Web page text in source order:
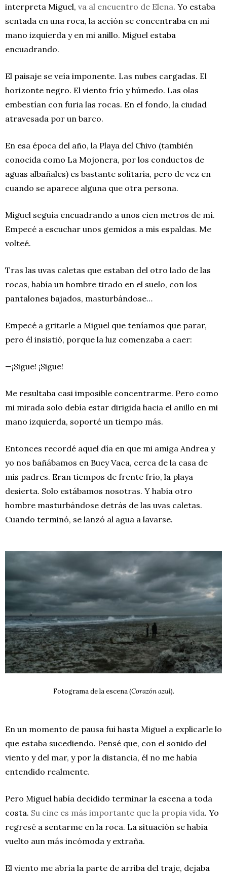
interpreta Miguel, va al encuentro de Elena. Yo estaba
sentada en una roca, la acción se concentraba en mi
mano izquierda y en mi anillo. Miguel estaba
encuadrando.
El paisaje se veía imponente. Las nubes cargadas. El
horizonte negro. El viento frío y húmedo. Las olas
embestían con furia las rocas. En el fondo, la ciudad
atravesada por un barco.
En esa época del año, la Playa del Chivo (también
conocida como La Mojonera, por los conductos de
aguas albañales) es bastante solitaria, pero de vez en
cuando se aparece alguna que otra persona.
Miguel seguía encuadrando a unos cien metros de mí.
Empecé a escuchar unos gemidos a mis espaldas. Me
volteé.
Tras las uvas caletas que estaban del otro lado de las
rocas, había un hombre tirado en el suelo, con los
pantalones bajados, masturbándose…
Empecé a gritarle a Miguel que teníamos que parar,
pero él insistió, porque la luz comenzaba a caer:
—¡Sigue! ¡Sigue!
Me resultaba casi imposible concentrarme. Pero como
mi mirada solo debía estar dirigida hacia el anillo en mi
mano izquierda, soporté un tiempo más.
Entonces recordé aquel día en que mi amiga Andrea y
yo nos bañábamos en Buey Vaca, cerca de la casa de
mis padres. Eran tiempos de frente frío, la playa
desierta. Solo estábamos nosotras. Y había otro
hombre masturbándose detrás de las uvas caletas.
Cuando terminó, se lanzó al agua a lavarse.
Fotograma de la escena (Corazón azul).
En un momento de pausa fui hasta Miguel a explicarle lo
que estaba sucediendo. Pensé que, con el sonido del
viento y del mar, y por la distancia, él no me había
entendido realmente.
Pero Miguel había decidido terminar la escena a toda
costa. Su cine es más importante que la propia vida. Yo
regresé a sentarme en la roca. La situación se había
vuelto aun más incómoda y extraña.
El viento me abría la parte de arriba del traje, dejaba